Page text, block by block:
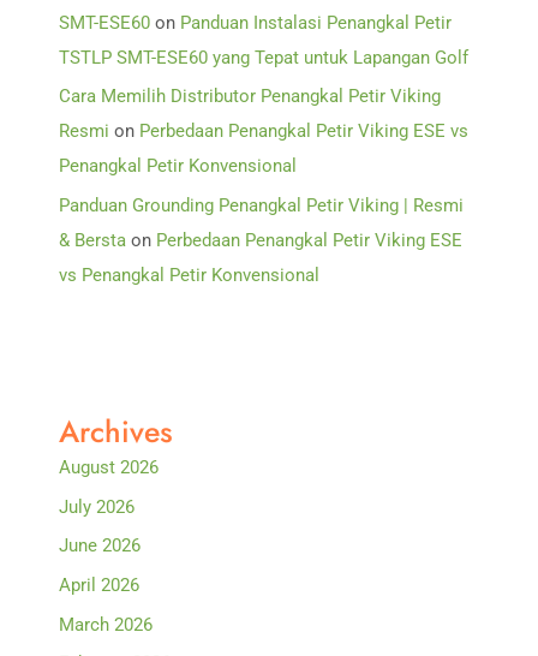
SMT-ESE60 on Panduan Instalasi Penangkal Petir
TSTLP SMT-ESE60 yang Tepat untuk Lapangan Golf
Cara Memilih Distributor Penangkal Petir Viking
Resmi on Perbedaan Penangkal Petir Viking ESE vs
Penangkal Petir Konvensional
Panduan Grounding Penangkal Petir Viking | Resmi
& Bersta on Perbedaan Penangkal Petir Viking ESE
vs Penangkal Petir Konvensional
Archives
August 2026
July 2026
June 2026
April 2026
March 2026